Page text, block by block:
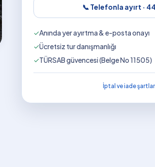
📞 Telefonla ayırt ·
✓Anında yer ayırtma & e-posta onayı
✓Ücretsiz tur danışmanlığı
✓TÜRSAB güvencesi (Belge No 11505)
İptal ve iade